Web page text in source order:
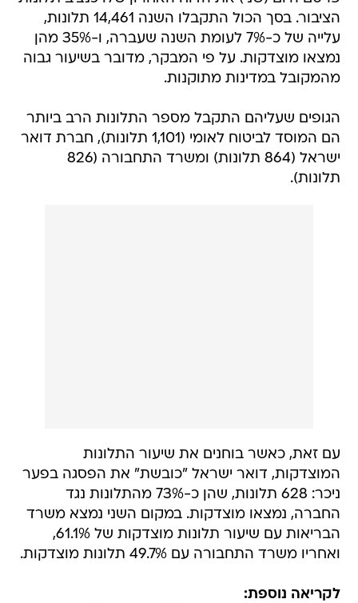
הציבור. בסך הכול התקבלו השנה 14,461 תלונות,
עלייה של כ-7% לעומת השנה שעברה, ו-35% מהן
נמצאו מוצדקות. על פי המבקר, מדובר בשיעור גבוה
מהמקובל במדינות מתוקנות.
הגופים שעליהם התקבל מספר התלונות הרב ביותר
הם המוסד לביטוח לאומי (1,101 תלונות), חברת דואר
ישראל (864 תלונות) ומשרד התחבורה (826
תלונות).
עם זאת, כאשר בוחנים את שיעור התלונות
המוצדקות, דואר ישראל "כובשת" את הפסגה בפער
ניכר: 628 תלונות, שהן כ-73% מהתלונות נגד
החברה, נמצאו מוצדקות. במקום השני נמצא משרד
הבריאות עם שיעור תלונות מוצדקות של 61.1%,
ואחריו משרד התחבורה עם 49.7% תלונות מוצדקות.
לקריאה נוספת: